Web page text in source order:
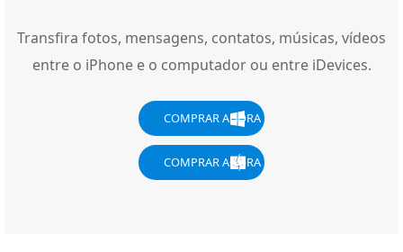
Transfira fotos, mensagens, contatos, músicas, vídeos
entre o iPhone e o computador ou entre iDevices.
COMPRAR AGORA
COMPRAR AGORA